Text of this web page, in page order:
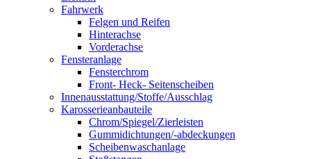
Fahrwerk
Felgen und Reifen
Hinterachse
Vorderachse
Fensteranlage
Fensterchrom
Front- Heck- Seitenscheiben
Innenausstattung/Stoffe/Ausschlag
Karosserieanbauteile
Chrom/Spiegel/Zierleisten
Gummidichtungen/-abdeckungen
Scheibenwaschanlage